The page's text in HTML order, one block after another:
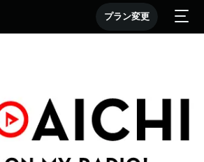
プラン変更